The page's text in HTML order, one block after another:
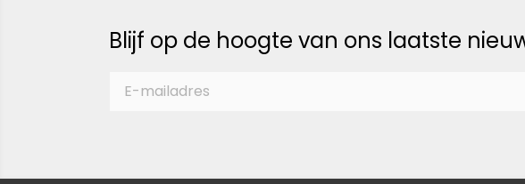
Blijf op de hoogte van ons laatste